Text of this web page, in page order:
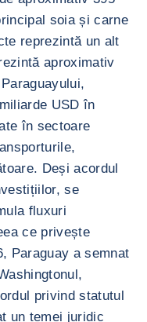
soia și carne
reprezintă un alt
aproximativ
USD în
în sectoare
Deși acordul
se
fluxuri
ce privește
Paraguay a semnat
privind statutul
un temei juridic